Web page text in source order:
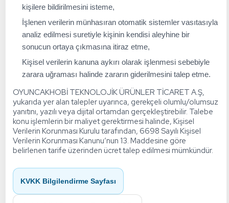
kişilere bildirilmesini isteme,
İşlenen verilerin münhasıran otomatik sistemler vasıtasıyla
analiz edilmesi suretiyle kişinin kendisi aleyhine bir
sonucun ortaya çıkmasına itiraz etme,
Kişisel verilerin kanuna aykırı olarak işlenmesi sebebiyle
zarara uğraması halinde zararın giderilmesini talep etme.
OYUNCAKHOBİ TEKNOLOJİK ÜRÜNLER TİCARET A.Ş,
yukarıda yer alan talepler uyarınca, gerekçeli olumlu/olumsuz
yanıtını, yazılı veya dijital ortamdan gerçekleştirebilir. Talebe
konu işlemlerin bir maliyet gerektirmesi halinde, Kişisel
Verilerin Korunması Kurulu tarafından, 6698 Sayılı Kişisel
Verilerin Korunması Kanunu’nun 13. Maddesine göre
belirlenen tarife üzerinden ücret talep edilmesi mümkündür.
KVKK Bilgilendirme Sayfası